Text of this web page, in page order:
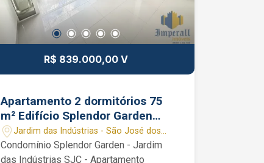
R$ 839.000,00 V
Apartamento 2 dormitórios 75
m² Edifício Splendor Garden
Jardim das Indústrias SJC SP
Hobby Box Sacada Gourmet 2
vagas
Jardim das Indústrias - São José dos
Campos/SP
Condomínio Splendor Garden - Jardim
das Indústrias SJC - Apartamento